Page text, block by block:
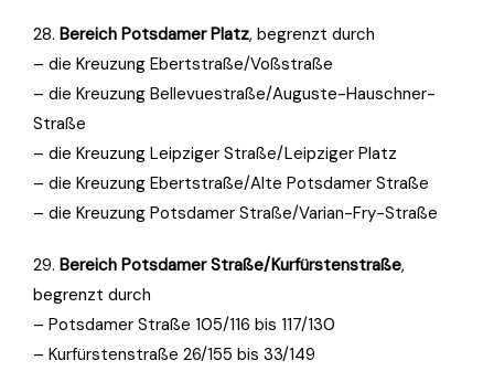
28. Bereich Potsdamer Platz, begrenzt durch
– die Kreuzung Ebertstraße/Voßstraße
– die Kreuzung Bellevuestraße/Auguste-Hauschner-
Straße
– die Kreuzung Leipziger Straße/Leipziger Platz
– die Kreuzung Ebertstraße/Alte Potsdamer Straße
– die Kreuzung Potsdamer Straße/Varian-Fry-Straße
29. Bereich Potsdamer Straße/Kurfürstenstraße,
begrenzt durch
– Potsdamer Straße 105/116 bis 117/130
– Kurfürstenstraße 26/155 bis 33/149